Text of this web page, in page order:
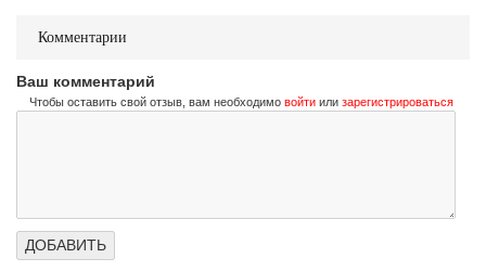
Комментарии
Ваш комментарий
Чтобы оставить свой отзыв, вам необходимо войти или зарегистрироваться